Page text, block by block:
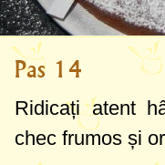
Pas 14
Ridicați atent
chec frumos și